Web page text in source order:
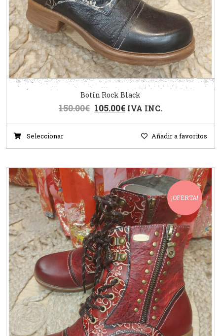
Botín Rock Black
150.00€ 105.00€ IVA INC.
Seleccionar Añadir a favoritos
¡OFERTA!